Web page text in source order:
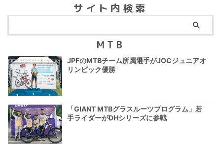
サイト内検索
MTB
JPFのMTBチーム所属選手がJOCジュニアオ
リンピック優勝
「GIANT MTBグラスルーツプログラム」若
手ライダーがDHシリーズに参戦